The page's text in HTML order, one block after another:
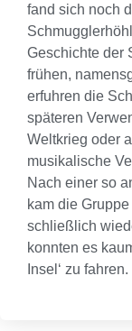
fand sich noch
Geschichte der
frühen,
erfuhren die
späteren
Weltkrieg oder
musikalische
Nach einer so
kam die
schließlich
konnten es
Insel‘ zu fahren.